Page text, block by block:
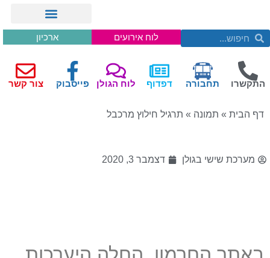
לוח אירועים ארכיון
התקשרו תחבורה דפדוף לוח הגולן פייסבוק צור קשר
דף הבית » תמונה » תרגיל חילוץ מרכבל
מערכת שישי בגולן דצמבר 3, 2020